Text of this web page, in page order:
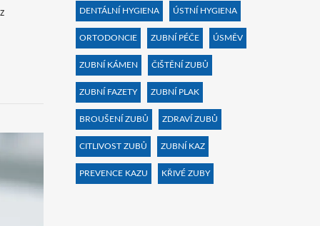
DENTÁLNÍ HYGIENA ÚSTNÍ HYGIENA
ORTODONCIE ZUBNÍ PÉČE ÚSMĚV
ZUBNÍ KÁMEN ČIŠTĚNÍ ZUBŮ
ZUBNÍ FAZETY ZUBNÍ PLAK
BROUŠENÍ ZUBŮ ZDRAVÍ ZUBŮ
CITLIVOST ZUBŮ ZUBNÍ KAZ
PREVENCE KAZU KŘIVÉ ZUBY